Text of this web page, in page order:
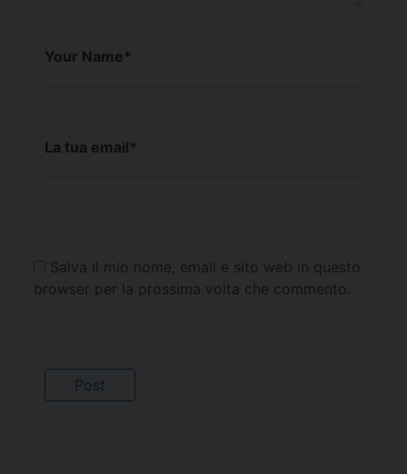
Your Name*
La tua email*
Salva il mio nome, email e sito web in questo
browser per la prossima volta che commento.